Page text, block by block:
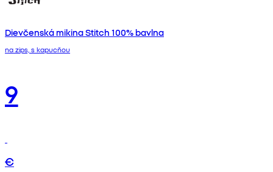
Dievčenská mikina Stitch 100% bavlna
na zips, s kapucňou
9
€